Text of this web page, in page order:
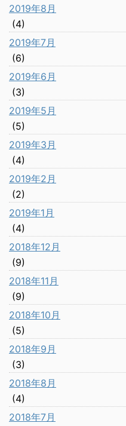
2019年8月
(4)
2019年7月
(6)
2019年6月
(3)
2019年5月
(5)
2019年3月
(4)
2019年2月
(2)
2019年1月
(4)
2018年12月
(9)
2018年11月
(9)
2018年10月
(5)
2018年9月
(3)
2018年8月
(4)
2018年7月